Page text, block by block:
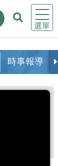
選單
時事報導